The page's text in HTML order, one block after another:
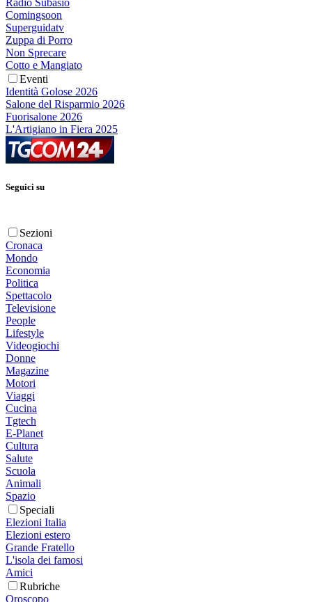
Radio Subasio
Comingsoon
Superguidatv
Zuppa di Porro
Non Sprecare
Cotto e Mangiato
Eventi
Identità Golose 2026
Salone del Risparmio 2026
Fuorisalone 2026
L'Artigiano in Fiera 2025
Seguici su
Sezioni
Cronaca
Mondo
Economia
Politica
Spettacolo
Televisione
People
Lifestyle
Videogiochi
Donne
Magazine
Motori
Viaggi
Cucina
Tgtech
E-Planet
Cultura
Salute
Scuola
Animali
Spazio
Speciali
Elezioni Italia
Elezioni estero
Grande Fratello
L'isola dei famosi
Amici
Rubriche
Oroscopo